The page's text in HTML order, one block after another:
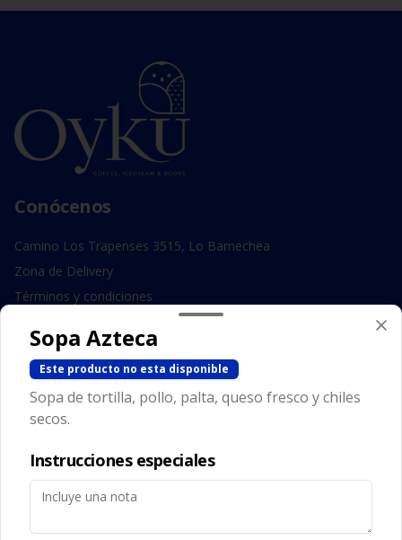
Conócenos
Camino Los Trapenses 3515, Lo Barnechea
Zona de Delivery
Términos y condiciones
Redes sociales
Instagram
Facebook
Mi cuenta
Sopa Azteca
Este producto no esta disponible
Sopa de tortilla, pollo, palta, queso fresco y chiles
secos.
Instrucciones especiales